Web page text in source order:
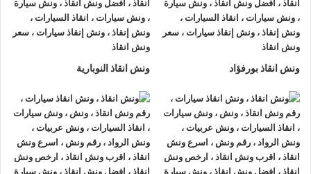
اتصل بخدمة العملاء التابعة لنا على مدار 24 ساعة الآن للحصول
علىأقرب ونش انقاذمن موقعك في عابدين فريق المساعدة على
أهبة الاستعداد و جاهز دائما لمساعدتك في أي وقت من النهار أو
الليل 24/7/365 تشمل خدمات
انقاذ السيارات في عابدين
يلي:
1- السرعة
يصلكونش انقاذ السيارات
بسرعة فائقة خلال 30 دقيقة بحد اقصي
فور طلبك لـونش إنقاذ سياراتمن أجل إنقاذ السياراتالمُعطّلة في
ونش انقاذ بورفؤاد ونش انقاذ النوبارية